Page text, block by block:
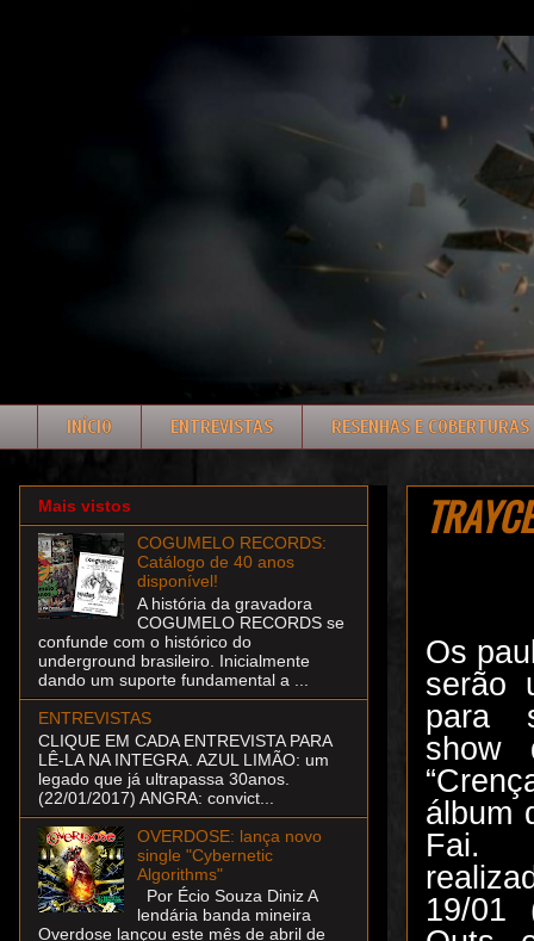
INÍCIO ENTREVISTAS RESENHAS E COBERTURAS
Os
serão
para
show
álbum
Fai.
19/01
Mais vistos
COGUMELO RECORDS:
Catálogo de 40 anos
disponível!
A história da gravadora
COGUMELO RECORDS se
confunde com o histórico do
underground brasileiro. Inicialmente
dando um suporte fundamental a ...
ENTREVISTAS
CLIQUE EM CADA ENTREVISTA PARA
LÊ-LA NA INTEGRA. AZUL LIMÃO: um
legado que já ultrapassa 30anos.
(22/01/2017) ANGRA: convict...
OVERDOSE: lança novo
single "Cybernetic
Algorithms"
Por Écio Souza Diniz A
lendária banda mineira
Overdose lançou este mês de abril de